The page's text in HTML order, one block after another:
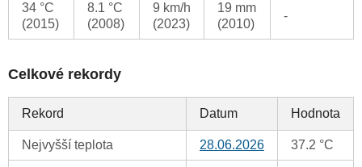
34 °C
(2015)
8.1 °C
(2008)
9 km/h
(2023)
19 mm
(2010)
-
Celkové rekordy
Rekord Datum Hodnota
Nejvyšší teplota 28.06.2026 37.2 °C